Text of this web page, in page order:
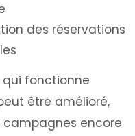
des réservations
qui fonctionne
être amélioré,
campagnes encore